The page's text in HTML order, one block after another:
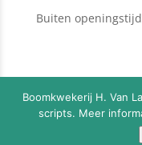
Buiten
© 2026
Boomkwekerij H. Van
scripts. Meer